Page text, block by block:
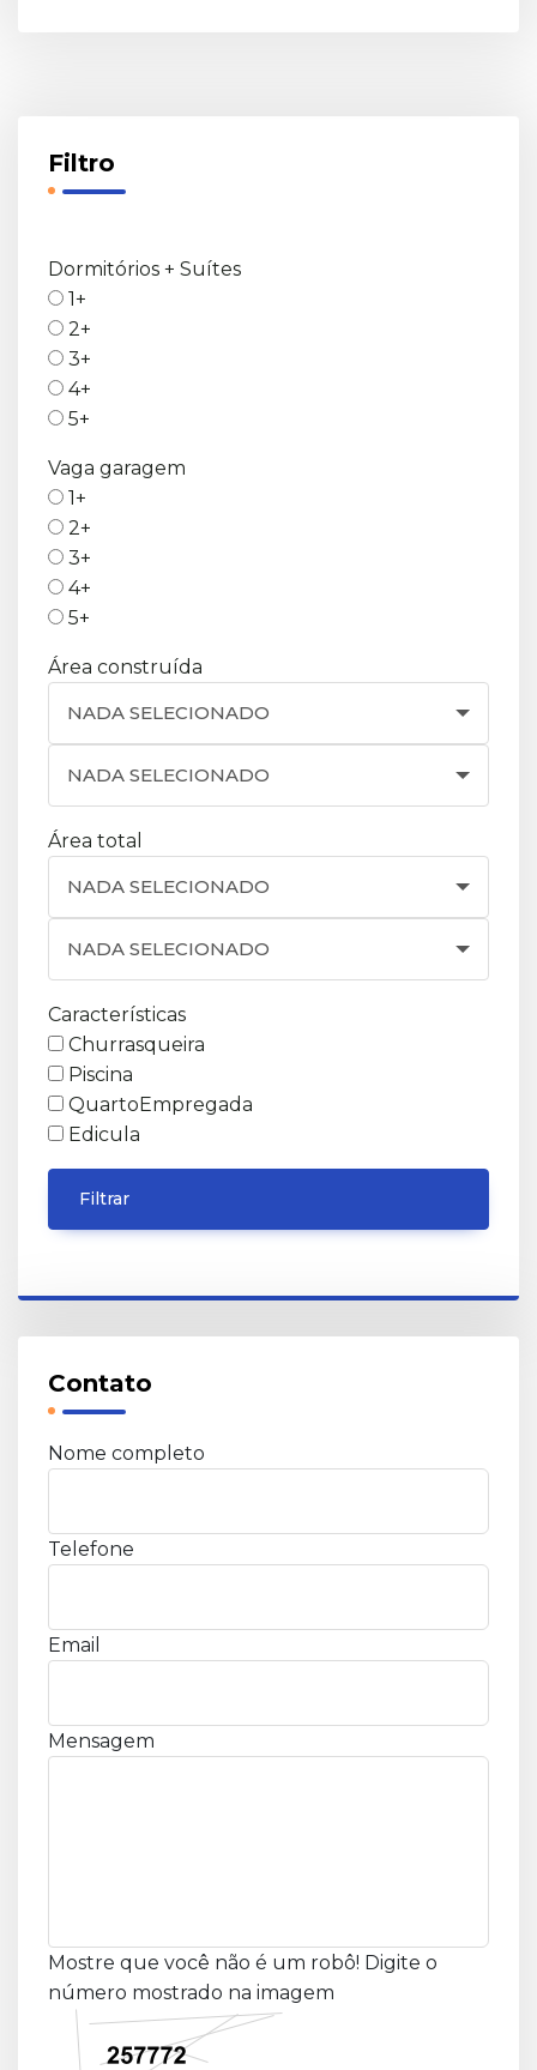
Filtro
Dormitórios + Suítes
1+
2+
3+
4+
5+
Vaga garagem
1+
2+
3+
4+
5+
Área construída
NADA SELECIONADO
NADA SELECIONADO
Área total
NADA SELECIONADO
NADA SELECIONADO
Características
Churrasqueira
Piscina
QuartoEmpregada
Edicula
Filtrar
Contato
Nome completo
Telefone
Email
Mensagem
Mostre que você não é um robô! Digite o
número mostrado na imagem